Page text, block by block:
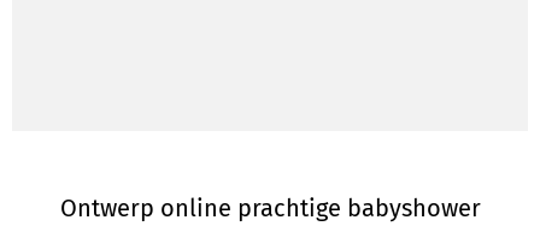
Ontwerp online prachtige babyshower